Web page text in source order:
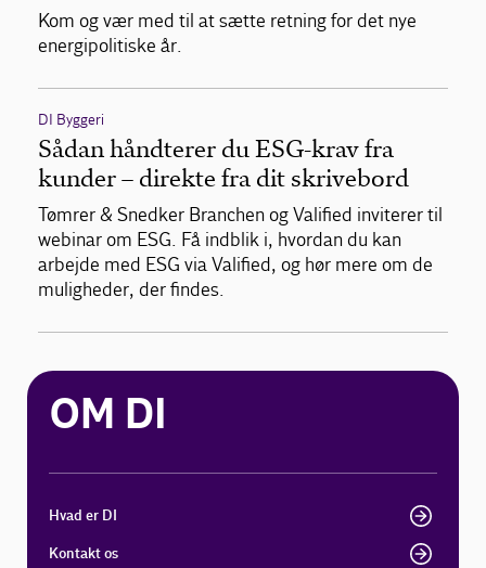
Kom og vær med til at sætte retning for det nye
energipolitiske år.
DI Byggeri
Sådan håndterer du ESG-krav fra
kunder – direkte fra dit skrivebord
Tømrer & Snedker Branchen og Valified inviterer til
webinar om ESG. Få indblik i, hvordan du kan
arbejde med ESG via Valified, og hør mere om de
muligheder, der findes.
OM DI
Hvad er DI
Kontakt os